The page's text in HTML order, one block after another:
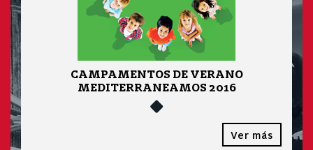
CAMPAMENTOS DE VERANO
MEDITERRANEAMOS 2016
Ver más